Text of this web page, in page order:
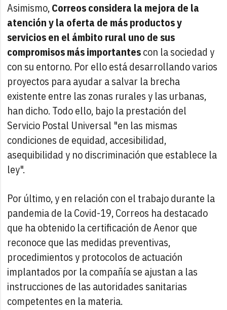
Asimismo,Correos considera la mejora de la
atención y la oferta de más productos y
servicios en el ámbito rural uno de sus
compromisos más importantescon la sociedad y
con su entorno. Por ello está desarrollando varios
proyectos para ayudar a salvar la brecha
existente entre las zonas rurales y las urbanas,
han dicho. Todo ello, bajo la prestación del
Servicio Postal Universal "en las mismas
condiciones de equidad, accesibilidad,
asequibilidad y no discriminación que establece la
ley".
Por último, y en relación con el trabajo durante la
pandemia de la Covid-19, Correos ha destacado
que ha obtenido la certificación de Aenor que
reconoce que las medidas preventivas,
procedimientos y protocolos de actuación
implantados por la compañía se ajustan a las
instrucciones de las autoridades sanitarias
competentes en la materia.